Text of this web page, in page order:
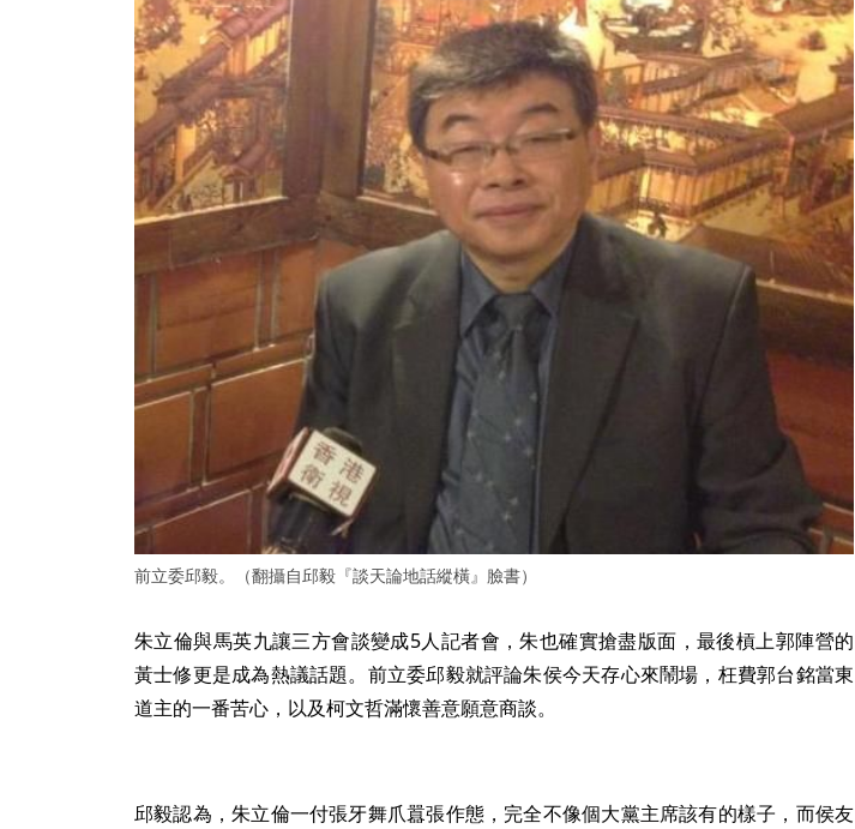
前立委邱毅。（翻攝自邱毅『談天論地話縱橫』臉書）
朱立倫與馬英九讓三方會談變成5人記者會，朱也確實搶盡版面，最後槓上郭陣營的
黃士修更是成為熱議話題。前立委邱毅就評論朱侯今天存心來鬧場，枉費郭台銘當東
道主的一番苦心，以及柯文哲滿懷善意願意商談。
邱毅認為，朱立倫一付張牙舞爪囂張作態，完全不像個大黨主席該有的樣子，而侯友